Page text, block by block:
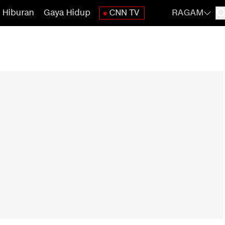
Hiburan Gaya Hidup CNN TV RAGAM